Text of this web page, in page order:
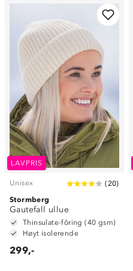
LAVPRIS
Unisex ( 20)
Stormberg
Gautefall ullue
Thinsulate-fôring (40 gsm)
Høyt isolerende
299,-